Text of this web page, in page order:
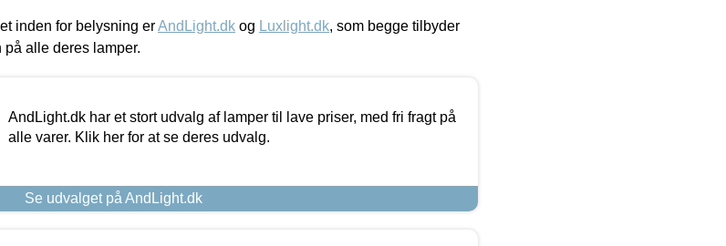
inden for belysning erAndLight.dk og Luxlight.dk, som begge tilbyder
alle deres lamper.
AndLight.dk har et stort udvalg af lamper til lave priser, med fri fragt på
alle varer. Klik her for at se deres udvalg.
Se udvalget på AndLight.dk